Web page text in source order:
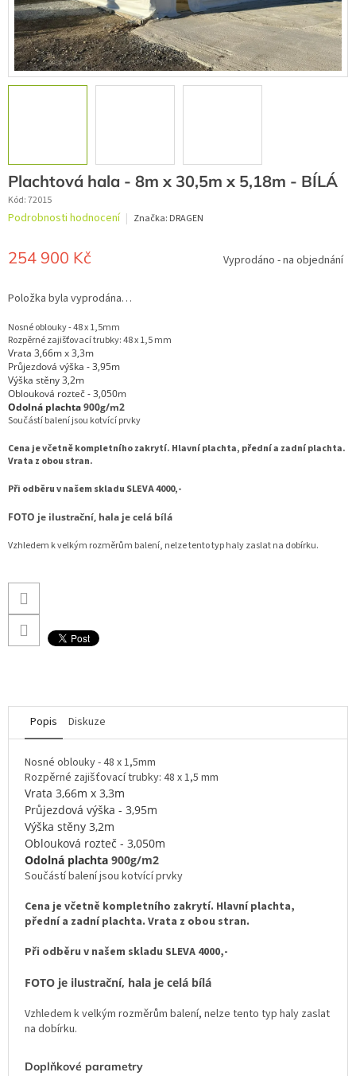
Plachtová hala - 8m x 30,5m x 5,18m - BÍLÁ
Kód:72015
Průměrné
je
0,0
5
hvězdiček.
Podrobnosti hodnocení Značka: DRAGEN
254 900 Kč
cena:
Vyprodáno - na objednání
Položka byla vyprodána…
Nosné oblouky - 48 x 1,5mm
Rozpěrné zajišťovací trubky: 48 x 1,5 mm
Vrata 3,66m x 3,3m
Průjezdová výška - 3,95m
Výška stěny 3,2m
Oblouková rozteč - 3,050m
Odolná plachta900g/m2
Součástí balení jsou kotvící prvky
Cena je včetně kompletního zakrytí. Hlavní plachta, přední a zadní plachta.
Vrata z obou stran.
Při odběru v našem skladu SLEVA 4000,-
FOTO je ilustrační, hala je celá bílá
Vzhledem k velkým rozměrům balení, nelze tento typ haly zaslat na dobírku.
Popis Diskuze
Nosné oblouky - 48 x 1,5mm
Rozpěrné zajišťovací trubky: 48 x 1,5 mm
Vrata 3,66m x 3,3m
Průjezdová výška - 3,95m
Výška stěny 3,2m
Oblouková rozteč - 3,050m
Odolná plachta 900g/m2
Součástí balení jsou kotvící prvky
Cena je včetně kompletního zakrytí. Hlavní plachta,
přední a zadní plachta. Vrata z obou stran.
Při odběru v našem skladu SLEVA 4000,-
FOTO je ilustrační, hala je celá bílá
Vzhledem k velkým rozměrům balení, nelze tento typ haly zaslat
na dobírku.
Doplňkové parametry